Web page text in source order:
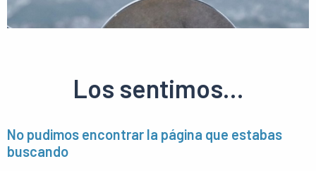
Los sentimos...
No pudimos encontrar la página que estabas
buscando